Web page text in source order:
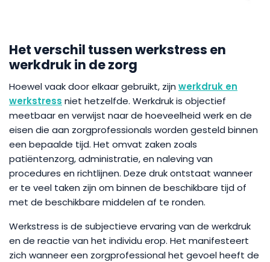
Het verschil tussen werkstress en
werkdruk in de zorg
Hoewel vaak door elkaar gebruikt, zijn werkdruk en
werkstress niet hetzelfde. Werkdruk is objectief
meetbaar en verwijst naar de hoeveelheid werk en de
eisen die aan zorgprofessionals worden gesteld binnen
een bepaalde tijd. Het omvat zaken zoals
patiëntenzorg, administratie, en naleving van
procedures en richtlijnen. Deze druk ontstaat wanneer
er te veel taken zijn om binnen de beschikbare tijd of
met de beschikbare middelen af te ronden.
Werkstress is de subjectieve ervaring van de werkdruk
en de reactie van het individu erop. Het manifesteert
zich wanneer een zorgprofessional het gevoel heeft de